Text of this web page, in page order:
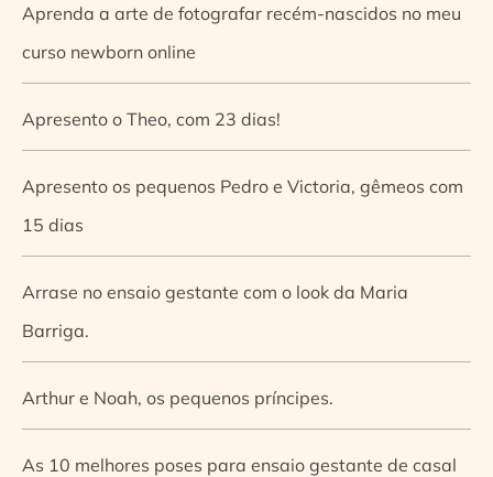
Aprenda a arte de fotografar recém-nascidos no meu
curso newborn online
Apresento o Theo, com 23 dias!
Apresento os pequenos Pedro e Victoria, gêmeos com
15 dias
Arrase no ensaio gestante com o look da Maria
Barriga.
Arthur e Noah, os pequenos príncipes.
As 10 melhores poses para ensaio gestante de casal